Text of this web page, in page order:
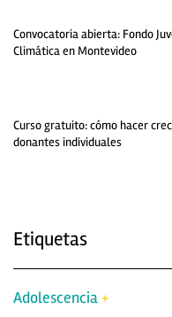
Convocatoria abierta: Fondo
Climática en Montevideo
Curso gratuito: cómo hacer
donantes individuales
Etiquetas
Adolescencia